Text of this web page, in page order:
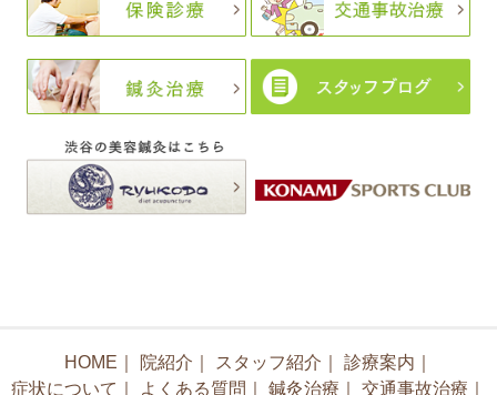
HOME 院紹介 スタッフ紹介 診療案内
症状について
よくある質問 鍼灸治療 交通事故治療